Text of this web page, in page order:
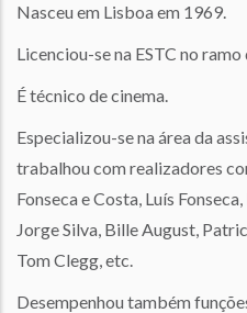
Nasceu em Lisboa em 1969.
Licenciou-se na ESTC no ramo
É técnico de cinema.
Especializou-se na área da
trabalhou com realizadores
Fonseca e Costa, Luís
Jorge Silva, Bille August,
Tom Clegg, etc.
Desempenhou também